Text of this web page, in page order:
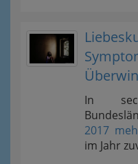
In
2017
im Jahr